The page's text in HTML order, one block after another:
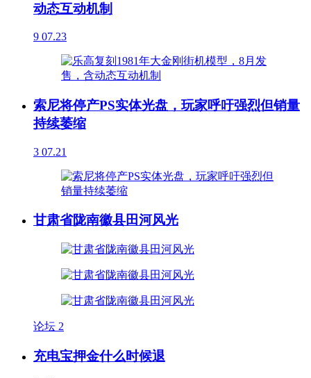
动态互动机制
9 07.23
索尼将停产PS实体光盘，玩家呼吁强烈但销量
持续萎缩
3 07.21
甘肃省陇南徽县田河风光
论坛 2
充电宝押金什么时候退